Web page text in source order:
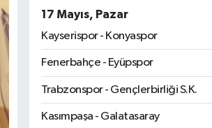
17 Mayıs, Pazar
Kayserispor - Konyaspor
Fenerbahçe - Eyüpspor
Trabzonspor - Gençlerbirliği S.K.
Kasımpaşa - Galatasaray